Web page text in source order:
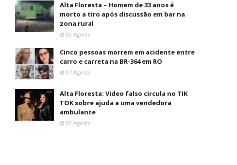
Alta Floresta – Homem de 33 anos é
morto a tiro após discussão em bar na
zona rural
02 Agosto
Cinco pessoas morrem em acidente entre
carro e carreta na BR-364 em RO
07 Agosto
Alta Floresta: Video falso circula no TIK
TOK sobre ajuda a uma vendedora
ambulante
03 Agosto